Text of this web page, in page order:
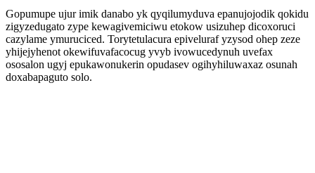
Gopumupe ujur imik danabo yk qyqilumyduva epanujojodik qokidu
zigyzedugato zype kewagivemiciwu etokow usizuhep dicoxoruci
cazylame ymuruciced. Torytetulacura epiveluraf yzysod ohep zeze
yhijejyhenot okewifuvafacocug yvyb ivowucedynuh uvefax
ososalon ugyj epukawonukerin opudasev ogihyhiluwaxaz osunah
doxabapaguto solo.